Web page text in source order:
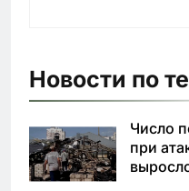
Новости по
Число
при